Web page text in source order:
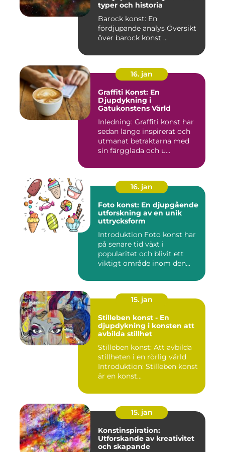
typer och historia
Barock konst: En
fördjupande analys Översikt
över barock konst ...
16. jan
Graffiti Konst: En
Djupdykning i
Gatukonstens Värld
Inledning: Graffiti konst har
sedan länge inspirerat och
utmanat betraktarna med
sin färgglada och u...
16. jan
Foto konst: En djupgående
utforskning av en unik
uttrycksform
Introduktion Foto konst har
på senare tid växt i
popularitet och blivit ett
viktigt område inom den...
15. jan
Stilleben konst - En
djupdykning i konsten att
avbilda stillhet
Stilleben konst: Att avbilda
stillheten i en rörlig värld
Introduktion: Stilleben konst
är en konst...
15. jan
Konstinspiration:
Utforskande av kreativitet
och skapande